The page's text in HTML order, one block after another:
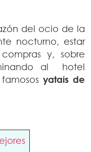
del ocio de la
nocturno, estar
y, sobre
al hotel
yatais de